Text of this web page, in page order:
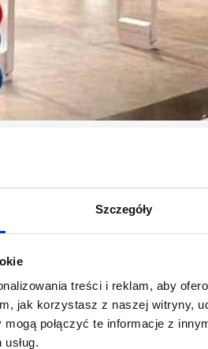
Szczegóły
treści i reklam, aby
jak korzystasz z naszej witryny,
połączyć te informacje z
55,6 mln zł, rosnąc o 24,9%
2025 r. do 31 marca 2026 r.
2,7% r/r.
2026 r. spółka osiągnęła łączne
okresu (było: 185.220 tys. zł)
przychody netto ze sprzedaży
ubiegłego roku (było: 44.519 tys. zł).